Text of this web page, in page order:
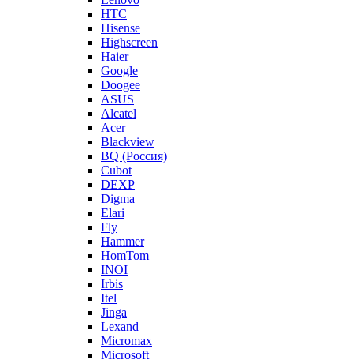
HTC
Hisense
Highscreen
Haier
Google
Doogee
ASUS
Alcatel
Acer
Blackview
BQ (Россия)
Cubot
DEXP
Digma
Elari
Fly
Hammer
HomTom
INOI
Irbis
Itel
Jinga
Lexand
Micromax
Microsoft